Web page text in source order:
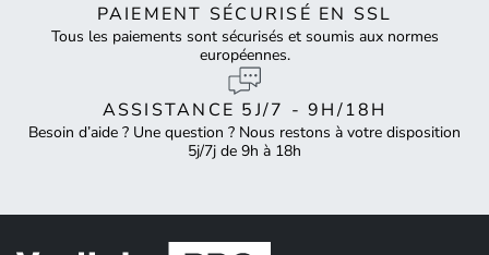
PAIEMENT SÉCURISÉ EN SSL
Tous les paiements sont sécurisés et soumis aux normes
européennes.
ASSISTANCE 5J/7 - 9H/18H
Besoin d’aide ? Une question ? Nous restons à votre disposition
5j/7j de 9h à 18h